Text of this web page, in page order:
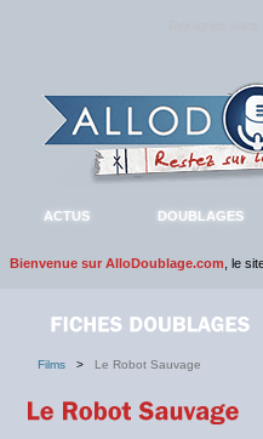
ACTUS DOUBLAGES
Bienvenue sur AlloDoublage.com , le
Films > Le Robot Sauvage